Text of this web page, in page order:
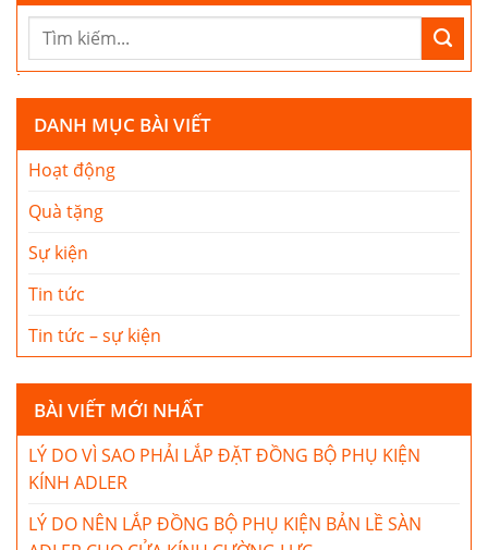
DANH MỤC BÀI VIẾT
Hoạt động
Quà tặng
Sự kiện
Tin tức
Tin tức – sự kiện
BÀI VIẾT MỚI NHẤT
LÝ DO VÌ SAO PHẢI LẮP ĐẶT ĐỒNG BỘ PHỤ KIỆN
KÍNH ADLER
LÝ DO NÊN LẮP ĐỒNG BỘ PHỤ KIỆN BẢN LỀ SÀN